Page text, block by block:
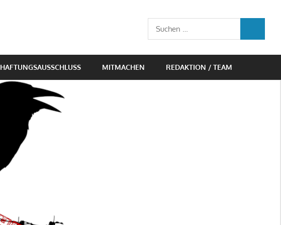
Suchen
nach:
HAFTUNGSAUSSCHLUSS MITMACHEN REDAKTION / TEAM